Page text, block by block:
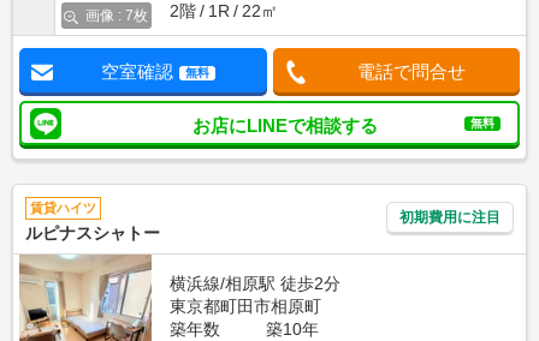
画像 : 7枚
2階
1R 22㎡
空室確認 無料 電話で問合せ
お店にLINEで相談する 無料
賃貸ハイツ
ルピナスシャトー
初期費用に注目
横浜線/相原駅 徒歩2分
東京都町田市相原町
築年数
築10年